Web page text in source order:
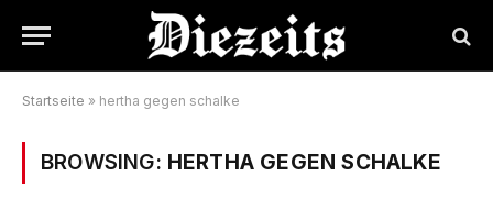
Startseite » hertha gegen schalke
BROWSING: HERTHA GEGEN SCHALKE